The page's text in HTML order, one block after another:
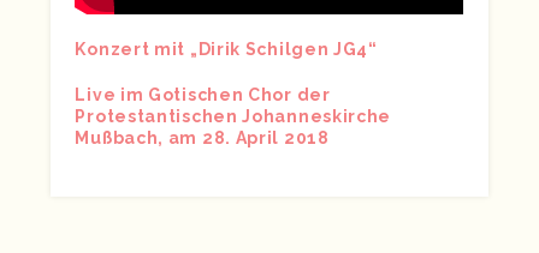
Konzert mit „Dirik Schilgen JG4“
Live im Gotischen Chor der
Protestantischen Johanneskirche
Mußbach, am 28. April 2018